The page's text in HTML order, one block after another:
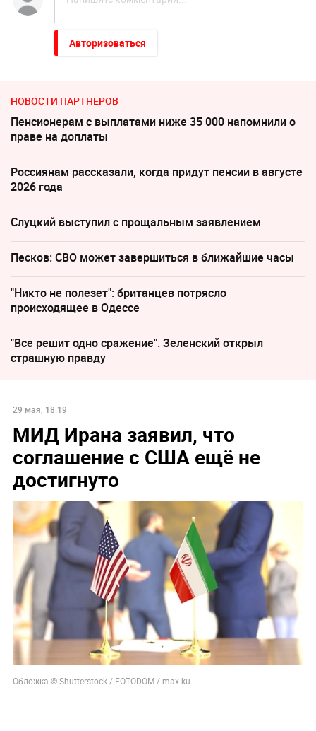
Авторизоваться
НОВОСТИ ПАРТНЕРОВ
Пенсионерам с выплатами ниже 35 000 напомнили о
праве на доплаты
Россиянам рассказали, когда придут пенсии в августе
2026 года
Слуцкий выступил с прощальным заявлением
Песков: СВО может завершиться в ближайшие часы
"Никто не полезет": британцев потрясло
происходящее в Одессе
"Все решит одно сражение". Зеленский открыл
страшную правду
29 мая, 18:19
МИД Ирана заявил, что
соглашение с США ещё не
достигнуто
Обложка © Shutterstock / FOTODOM / max.ku